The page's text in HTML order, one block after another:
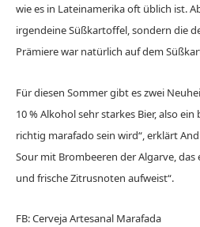
wie es in Lateinamerika oft üblich ist.
irgendeine Süßkartoffel, sondern die
Prämiere war natürlich auf dem
Für diesen Sommer gibt es zwei
10 % Alkohol sehr starkes Bier, also
richtig marafado sein wird“, erklärt
Sour mit Brombeeren der Algarve,
und frische Zitrusnoten aufweist“.
FB: Cerveja Artesanal Marafada